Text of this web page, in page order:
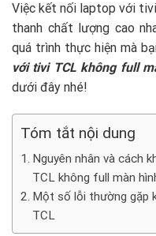
Việc kết nối laptop với
thanh chất lượng cao
quá trình thực hiện mà
với tivi TCL không full
dưới đây nhé!
Tóm tắt nội dung
Nguyên nhân và cách
TCL không full màn
Một số lỗi thường gặp
TCL